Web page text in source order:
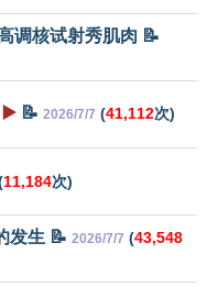
调核试射秀肌肉 📝
▶️ 📝 2026/7/7 (41,112次)
11,184次)
发生 📝 2026/7/7 (43,548